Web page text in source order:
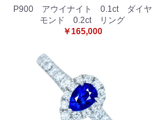
P900 アウイナイト 0.1ct ダイヤ
モンド 0.2ct リング
￥165,000